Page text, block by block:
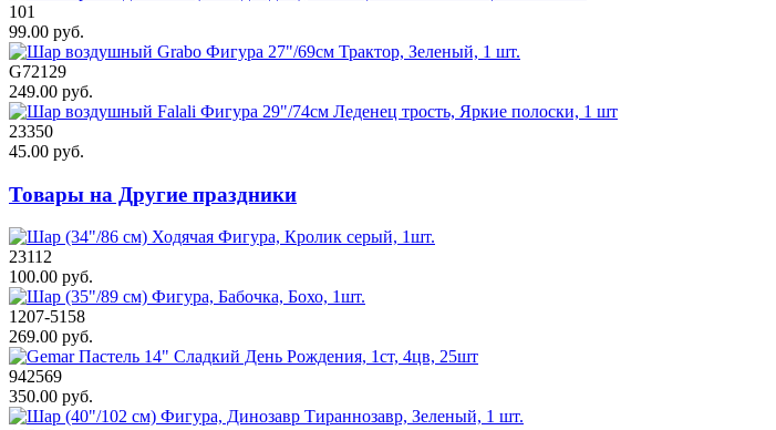
101
99.00 руб.
G72129
249.00 руб.
23350
45.00 руб.
Товары на Другие праздники
23112
100.00 руб.
1207-5158
269.00 руб.
942569
350.00 руб.